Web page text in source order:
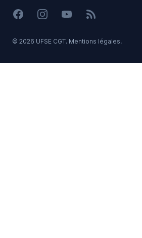
FacebookInstagramYouTubeFlux RSS
© 2026 UFSE CGT. Mentions légales.